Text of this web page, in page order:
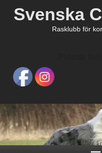
Svenska
Rasklubb för